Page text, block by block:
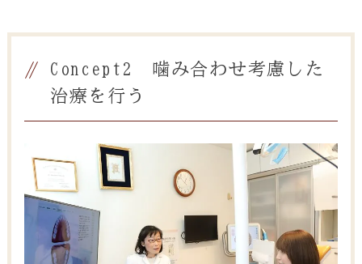
Concept2 噛み合わせ考慮した
治療を行う